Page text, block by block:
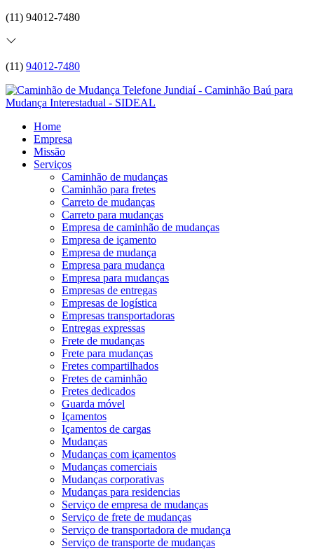
(11) 94012-7480
(11) 94012-7480
Home
Empresa
Missão
Serviços
Caminhão de mudanças
Caminhão para fretes
Carreto de mudanças
Carreto para mudanças
Empresa de caminhão de mudanças
Empresa de içamento
Empresa de mudança
Empresa para mudança
Empresa para mudanças
Empresas de entregas
Empresas de logística
Empresas transportadoras
Entregas expressas
Frete de mudanças
Frete para mudanças
Fretes compartilhados
Fretes de caminhão
Fretes dedicados
Guarda móvel
Içamentos
Içamentos de cargas
Mudanças
Mudanças com içamentos
Mudanças comerciais
Mudanças corporativas
Mudanças para residencias
Serviço de empresa de mudanças
Serviço de frete de mudanças
Serviço de transportadora de mudança
Serviço de transporte de mudanças